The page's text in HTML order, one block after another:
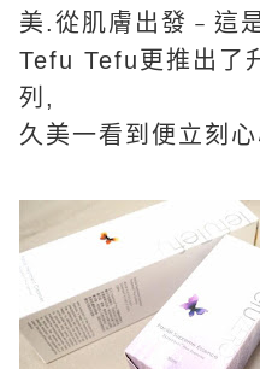
美.從肌膚出發﹣這
Tefu Tefu更推出了
列,
久美一看到便立刻